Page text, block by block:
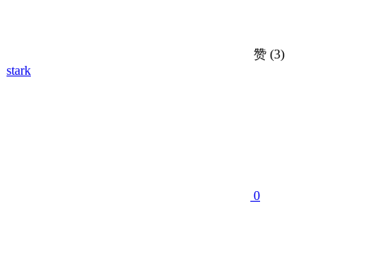
赞 (3)
stark
0